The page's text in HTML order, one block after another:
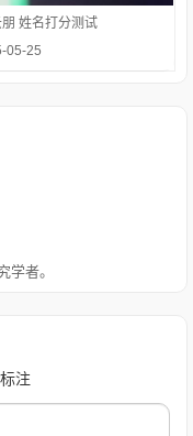
姓名打分测试
05-25
学者。
标注